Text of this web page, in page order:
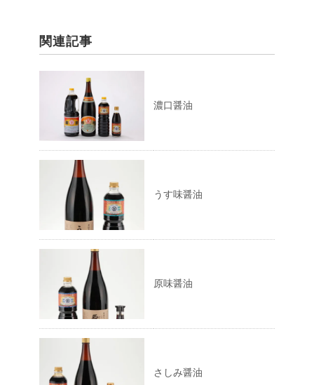
関連記事
濃口醤油
うす味醤油
原味醤油
さしみ醤油